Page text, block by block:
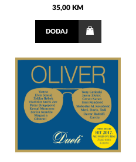
35,00 KM
DODAJ